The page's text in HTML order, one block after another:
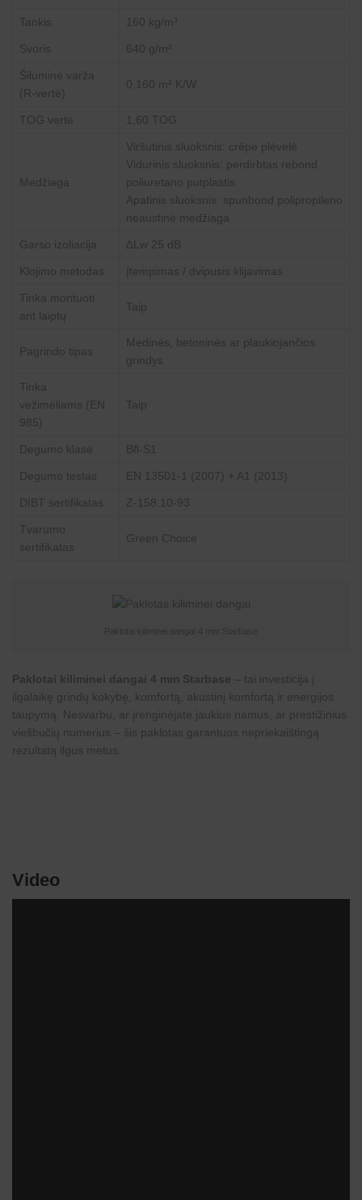
Tankis 160 kg/m³
Svoris 640 g/m²
Šiluminė varža
(R-vertė)
0,160 m² K/W
TOG vertė 1,60 TOG
Medžiaga
Viršutinis sluoksnis: crêpe plėvelė
Vidurinis sluoksnis: perdirbtas rebond
poliuretano putplastis
Apatinis sluoksnis: spunbond polipropileno
neaustinė medžiaga
Garso izoliacija ∆Lw 25 dB
Klojimo metodas Įtempimas / dvipusis klijavimas
Tinka montuoti
ant laiptų
Taip
Pagrindo tipas
Medinės, betoninės ar plaukiojančios
grindys
Tinka
vežimėliams (EN
985)
Taip
Degumo klasė Bfl-S1
Degumo testas EN 13501-1 (2007) + A1 (2013)
DIBT sertifikatas Z-158.10-93
Tvarumo
sertifikatas
Green Choice
Paklotai kiliminei dangai 4 mm Starbase – tai investicija į
ilgalaikę grindų kokybę, komfortą, akustinį komfortą ir energijos
taupymą. Nesvarbu, ar įrenginėjate jaukius namus, ar prestižinius
viešbučių numerius – šis paklotas garantuos nepriekaištingą
rezultatą ilgus metus.
Video